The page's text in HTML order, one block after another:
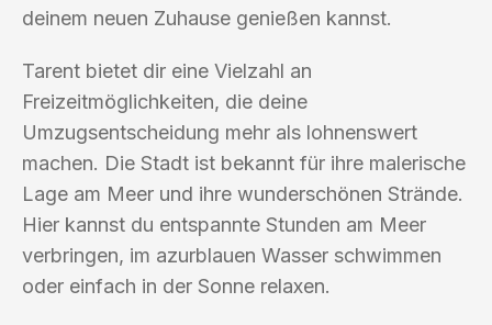
deinem neuen Zuhause genießen kannst.
Tarent bietet dir eine Vielzahl an
Freizeitmöglichkeiten, die deine
Umzugsentscheidung mehr als lohnenswert
machen. Die Stadt ist bekannt für ihre malerische
Lage am Meer und ihre wunderschönen Strände.
Hier kannst du entspannte Stunden am Meer
verbringen, im azurblauen Wasser schwimmen
oder einfach in der Sonne relaxen.